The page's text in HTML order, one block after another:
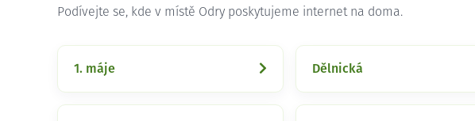
Podívejte se, kde v místě Odry poskytujeme internet na doma.
1. máje Dělnická